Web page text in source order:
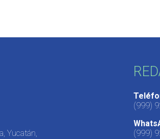
Yucatán,
(999)
(999)